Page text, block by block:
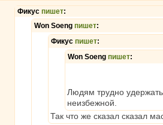
Фикус пишет:
Won Soeng пишет:
Фикус пишет:
Won Soeng пишет:
Людям трудно
неизбежной.
Так что же сказал сказал